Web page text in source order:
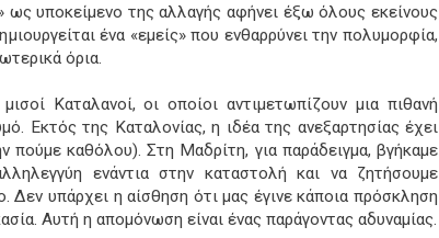
ως υποκείμενο της αλλαγής αφήνει έξω όλους εκείνους
ένα «εμείς» που ενθαρρύνει την πολυμορφία,
όρια.
Καταλανοί, οι οποίοι αντιμετωπίζουν μια πιθανή
Εκτός της Καταλονίας, η ιδέα της ανεξαρτησίας έχει
πούμε καθόλου). Στη Μαδρίτη, για παράδειγμα, βγήκαμε
ενάντια στην καταστολή και να ζητήσουμε
Δεν υπάρχει η αίσθηση ότι μας έγινε κάποια πρόσκληση
Αυτή η απομόνωση είναι ένας παράγοντας αδυναμίας.